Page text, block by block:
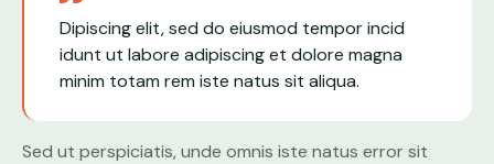
Dipiscing elit, sed do eiusmod tempor incid
idunt ut labore adipiscing et dolore magna
minim totam rem iste natus sit aliqua.
Sed ut perspiciatis, unde omnis iste natus error sit